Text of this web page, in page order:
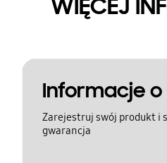
WIĘCEJ
Informacje
Zarejestruj swój produkt i
gwarancja